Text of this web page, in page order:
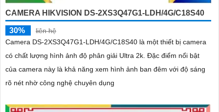
CAMERA HIKVISION DS-2XS3Q47G1-LDH/4G/C18S40
30%
liên hệ
Camera DS-2XS3Q47G1-LDH/4G/C18S40 là một thiết bị camera
có chất lượng hình ảnh độ phân giải Ultra 2k. Đặc điểm nổi bật
của camera này là khả năng xem hình ảnh ban đêm với độ sáng
rõ nét nhờ công nghệ chuyên dụng